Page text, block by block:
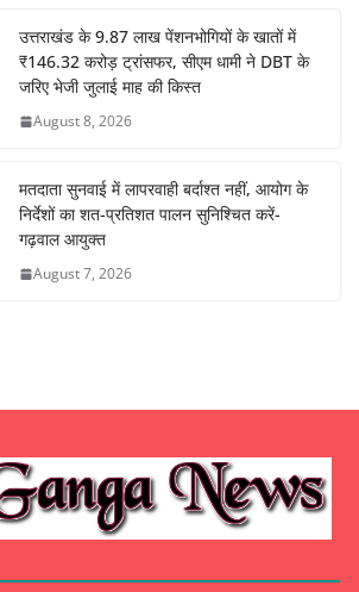
उत्तराखंड के 9.87 लाख पेंशनभोगियों के खातों में
₹146.32 करोड़ ट्रांसफर, सीएम धामी ने DBT के
जरिए भेजी जुलाई माह की किस्त
August 8, 2026
मतदाता सुनवाई में लापरवाही बर्दाश्त नहीं, आयोग के
निर्देशों का शत-प्रतिशत पालन सुनिश्चित करें-
गढ़वाल आयुक्त
August 7, 2026